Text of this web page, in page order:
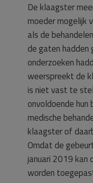
De klaagster
moeder mogelijk
als de
de gaten hadden
onderzoeken
weerspreekt de
is niet vast te
onvoldoende hun
medische
klaagster of
Omdat de
januari 2019 kan
worden